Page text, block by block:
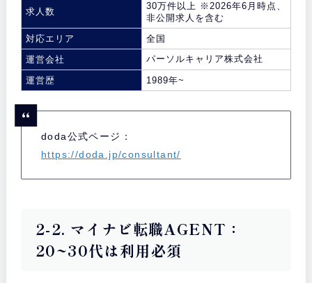
求人数
30万件以上 ※2026年6月時点、
非公開求人を含む
対応エリア
全国
運営会社
パーソルキャリア株式会社
運営歴 1989年~
doda公式ページ：
https://doda.jp/consultant/
2-2. マイナビ転職AGENT：
20~30代は利用必須